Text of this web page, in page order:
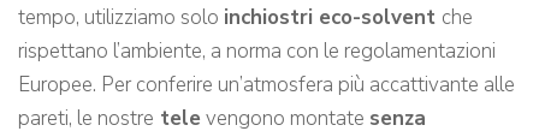
tempo, utilizziamo solo inchiostri eco-solvent che
rispettano l’ambiente, a norma con le regolamentazioni
Europee. Per conferire un’atmosfera più accattivante alle
pareti, le nostre tele vengono montate senza